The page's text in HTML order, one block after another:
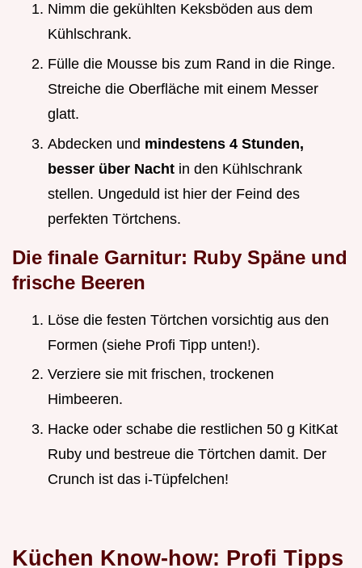
Nimm die gekühlten Keksböden aus dem
Kühlschrank.
Fülle die Mousse bis zum Rand in die Ringe.
Streiche die Oberfläche mit einem Messer
glatt.
Abdecken und mindestens 4 Stunden,
besser über Nacht in den Kühlschrank
stellen. Ungeduld ist hier der Feind des
perfekten Törtchens.
Die finale Garnitur: Ruby Späne und
frische Beeren
Löse die festen Törtchen vorsichtig aus den
Formen (siehe Profi Tipp unten!).
Verziere sie mit frischen, trockenen
Himbeeren.
Hacke oder schabe die restlichen 50 g KitKat
Ruby und bestreue die Törtchen damit. Der
Crunch ist das i-Tüpfelchen!
Küchen Know-how: Profi Tipps